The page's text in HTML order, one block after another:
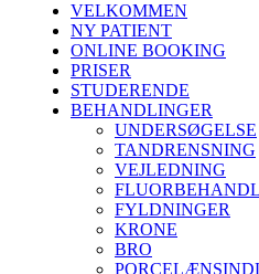
VELKOMMEN
NY PATIENT
ONLINE BOOKING
PRISER
STUDERENDE
BEHANDLINGER
UNDERSØGELSE
TANDRENSNING
VEJLEDNING
FYLDNINGER
KRONE
BRO